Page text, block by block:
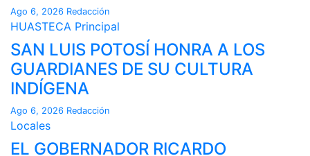
Ago 6, 2026 Redacción
HUASTECA Principal
SAN LUIS POTOSÍ HONRA A LOS
GUARDIANES DE SU CULTURA
INDÍGENA
Ago 6, 2026 Redacción
Locales
EL GOBERNADOR RICARDO